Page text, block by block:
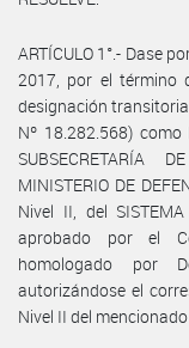
ARTÍCULO 1°.- Dase
2017, por el término
designación transitoria
Nº 18.282.568)
SUBSECRETARÍA
MINISTERIO DE
Nivel II, del SISTEMA
aprobado por el
homologado por
autorizándose el
Nivel II del mencionado